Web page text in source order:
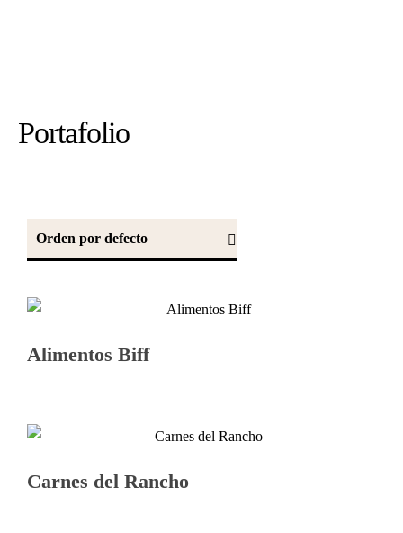
Portafolio
Alimentos Biff
Carnes del Rancho